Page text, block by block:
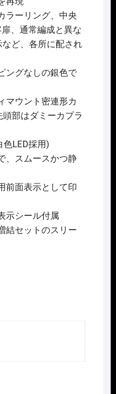
ラーリング、中央
、通常編成と異な
など、各所に配され
ングなしの銀色で
マウント密連形カ
部はダミーカプラ
LED採用)
、スムースかつ静
前面表示として印
示シール付属
結セットのスリー